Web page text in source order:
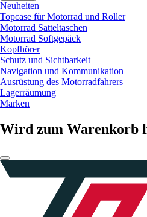
Neuheiten
Topcase für Motorrad und Roller
Motorrad Satteltaschen
Motorrad Softgepäck
Kopfhörer
Schutz und Sichtbarkeit
Navigation und Kommunikation
Ausrüstung des Motorradfahrers
Lagerräumung
Marken
Wird zum Warenkorb